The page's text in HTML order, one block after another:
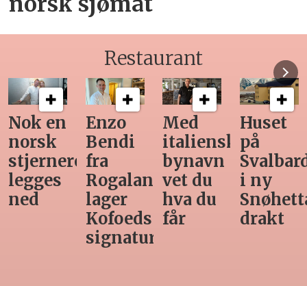
Restaurant
Med
italiensk
bynavn
vet du
hva du
Huset
på
Svalbard
i ny
Snøhetta-
drakt
Ny
teknologi
gjør
manuell
varetelling
unødvendig
Siste
Horeca-
før